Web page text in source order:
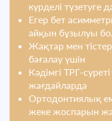
күрделі түзетуге
Егер бет
айқын бұзылуы
Жақтар мен
бағалау үшін
Кәдімгі ТРГ-суреті
жағдайларда
Ортодонтиялық
жеке жоспарын